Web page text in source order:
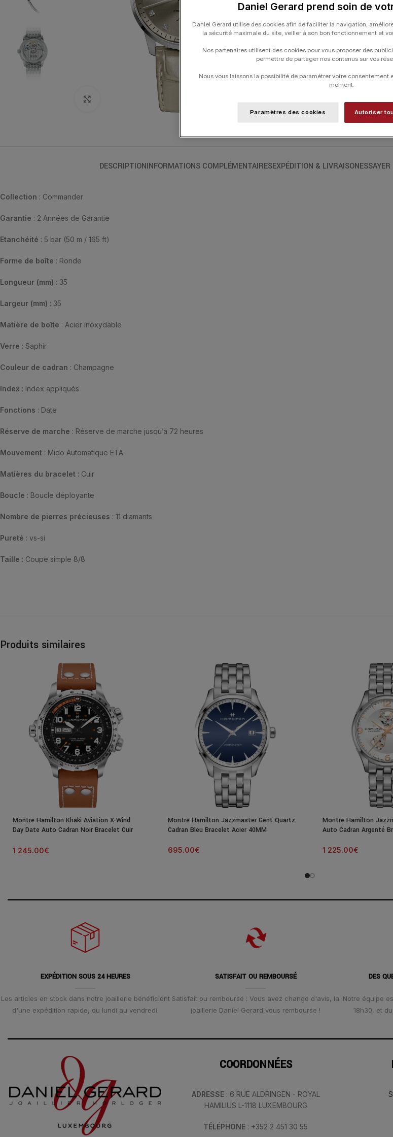
L’iconique
la personnalité
admirer sous toutes
fièrement un Lady
les porteront.
Catégories :
DESCRIPTIONINFORMATIONS COMPLÉMENTAIRESEXPÉDITION & LIVRAISON
Collection : Commander
Garantie : 2 Années de Garantie
Etanchéité : 5 bar (50 m / 165 ft)
Forme de boîte : Ronde
Longueur (mm) : 35
Largeur (mm) : 35
Matière de boîte : Acier inoxydable
Verre : Saphir
Couleur de cadran : Champagne
Index : Index appliqués
Fonctions : Date
Réserve de marche : Réserve de marche jusqu’à 72 heures
Mouvement : Mido Automatique ETA
Matières du bracelet : Cuir
Boucle : Boucle déployante
Nombre de pierres précieuses : 11 diamants
Pureté : vs-si
Taille : Coupe simple 8/8
Produits similaires
Montre Hamilton Khaki Aviation X-Wind
Day Date Auto Cadran Noir Bracelet Cuir
1 245.00€
Montre Hamilton Jazzmaster Gent Quartz
Cadran Bleu Bracelet Acier 40MM
695.00€
Montre Hamilton
Auto Cadran Argenté
1 225.00€
EXPÉDITION SOUS 24 HEURES
Les articles en stock dans notre joaillerie bénéficient
d'une expédition rapide, du lundi au vendredi.
SATISFAIT OU REMBOURSÉ
Satisfait ou remboursé : Vous avez changé d'avis, la
joaillerie Daniel Gerard vous rembourse !
DES
Notre équipe
18h30, et
COORDONNÉES
ADRESSE: 6 RUE ALDRINGEN - ROYAL
HAMILIUS L-1118 LUXEMBOURG
TÉLÉPHONE : +352 2 451 30 55
Daniel Gerard prend soin de
Daniel Gerard utilise des cookies afin de faciliter la navigation,
la sécurité maximale du site, veiller à son bon fonctionnement et
Nos partenaires utilisent des cookies pour vous proposer des
permettre de partager nos contenus sur vos
Nous vous laissons la possibilité de paramétrer votre consentement
moment.
Paramètres des cookies Autoriser